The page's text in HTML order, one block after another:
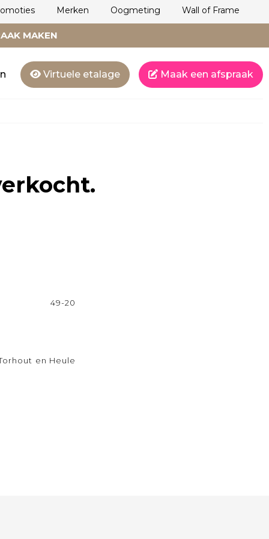
Merken Oogmeting Wall of Frame
MAKEN
Virtuele etalage Maak een afspraak
49-20
en Heule